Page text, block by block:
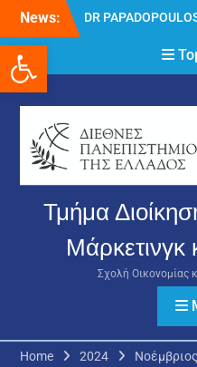
Ανοίξτε τη
content
News:
DR
Δρ Παπαδόπουλος
Νικόλαος
δικαιολογητικών
ενστάσεων για τη
χορήγηση του
στεγαστικού
ακαδημαϊκού
2026.
Τμήμα
Μάρκετινγκ
Σχολή Οικονομίας
Home 2024
Νοέμβριος